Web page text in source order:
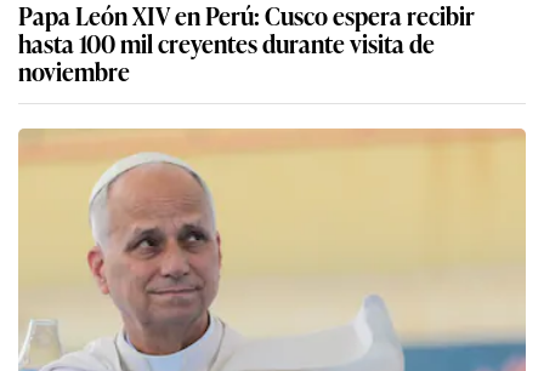
Papa León XIV en Perú: Cusco espera recibir
hasta 100 mil creyentes durante visita de
noviembre